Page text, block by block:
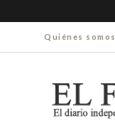
Quiénes somos